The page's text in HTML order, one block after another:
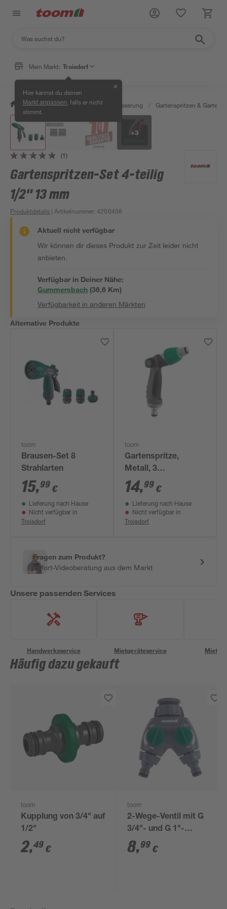
Mein Markt: Troisdorf
Hier kannst du deinen
Markt anpassen , falls er nicht
stimmt.
✕
/ Garten & Freizeit / Gartenbewässerung / Gartenspritzen &
+3
(1)
Gartenspritzen-Set 4-teilig
1/2" 13 mm
Produktdetails | Artikelnummer:4200458
Aktuell nicht verfügbar
Wir können dir dieses Produkt zur Zeit leider nicht
anbieten.
Verfügbar in Deiner Nähe:
Gummersbach (36,6 Km)
Verfügbarkeit in anderen Märkten
Alternative Produkte
toom
Brausen-Set 8
Strahlarten
15,99 €
Lieferung nach Hause
Nicht verfügbar in
Troisdorf
toom
Gartenspritze,
Metall, 3
Wasserstrahlarten
14,99 €
Lieferung nach Hause
Nicht verfügbar in
Troisdorf
Fragen zum Produkt?
Sofort-Videoberatung aus dem Markt
Unsere passenden Services
Handwerksservice Mietgeräteservice
Häufig dazu gekauft
toom
Kupplung von 3/4" auf
1/2"
2,49 €
toom
2-Wege-Ventil mit G
3/4"- und G 1"-
Gewinde
8,99 €